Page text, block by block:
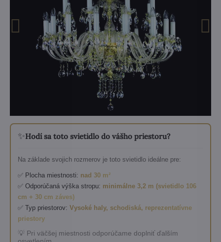
✨Hodí sa toto svietidlo do vášho priestoru?
Na základe svojich rozmerov je toto svietidlo ideálne pre:
✅ Plocha miestnosti: nad 30 m²
✅ Odporúčaná výška stropu: minimálne 3,2 m (svietidlo 106
cm + 30 cm záves)
✅ Typ priestorov: Vysoké haly, schodiská, reprezentatívne
priestory
💡 Pri väčšej miestnosti odporúčame doplniť ďalším